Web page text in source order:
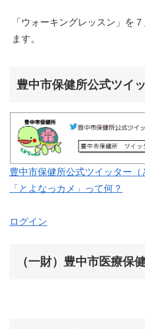
「ウォーキングレッスン」を
ます。
豊中市保健所公式ツイ
豊中市保健所公式ツイッター（
「とよなっカメ」って何？
ログイン
（一財）豊中市医療保